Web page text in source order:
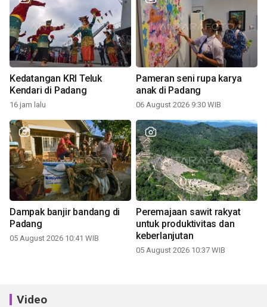
Kedatangan KRI Teluk
Kendari di Padang
16 jam lalu
Pameran seni rupa karya
anak di Padang
06 August 2026 9:30 WIB
Dampak banjir bandang di
Padang
05 August 2026 10:41 WIB
Peremajaan sawit rakyat
untuk produktivitas dan
keberlanjutan
05 August 2026 10:37 WIB
Video